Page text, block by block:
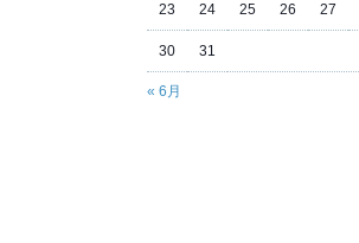
« 6月
23 24 25 26 27
30 31